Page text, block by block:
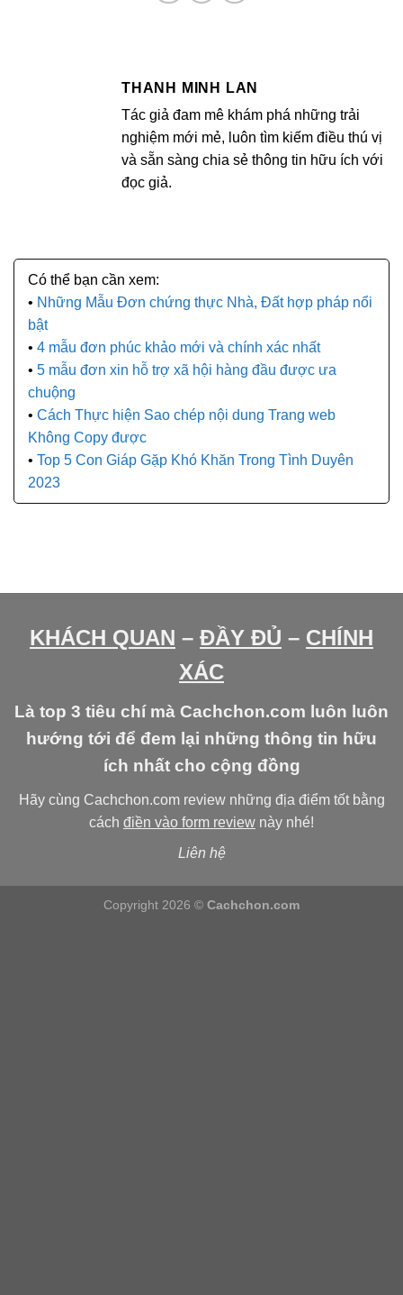
THANH MINH LAN
Tác giả đam mê khám phá những trải
nghiệm mới mẻ, luôn tìm kiếm điều thú vị
và sẵn sàng chia sẻ thông tin hữu ích với
đọc giả.
Những Mẫu Đơn chứng thực Nhà, Đất hợp pháp nổi
bật
4 mẫu đơn phúc khảo mới và chính xác nhất
5 mẫu đơn xin hỗ trợ xã hội hàng đầu được ưa
chuộng
Cách Thực hiện Sao chép nội dung Trang web
Không Copy được
Top 5 Con Giáp Gặp Khó Khăn Trong Tình Duyên
2023
KHÁCH QUAN – ĐẦY ĐỦ – CHÍNH
XÁC
Là top 3 tiêu chí mà Cachchon.com luôn luôn
hướng tới để đem lại những thông tin hữu
ích nhất cho cộng đồng
Hãy cùng Cachchon.com review những địa điểm tốt bằng
cách điền vào form review này nhé!
Liên hệ
Copyright 2026 © Cachchon.com